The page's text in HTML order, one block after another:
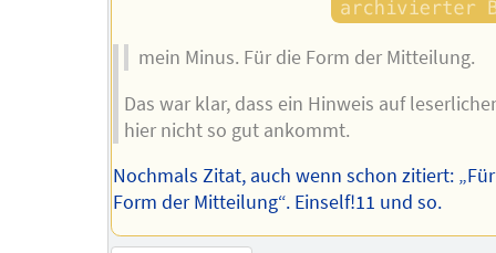
mein Minus. Für die Form der Mitteilung.
Das war klar, dass ein Hinweis auf
hier nicht so gut ankommt.
Nochmals Zitat, auch wenn schon zitiert:
Form der Mitteilung“. Einself!11 und so.